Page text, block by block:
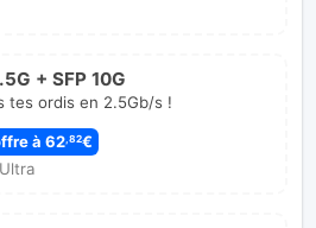
+ SFP 10G
tes ordis en 2.5Gb/s !
à 62,82€